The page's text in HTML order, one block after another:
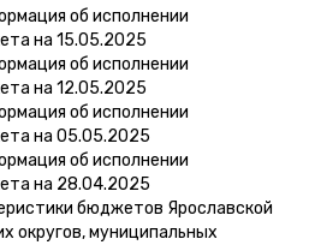
об исполнении
на 15.05.2025
об исполнении
на 12.05.2025
об исполнении
на 05.05.2025
об исполнении
на 28.04.2025
бюджетов Ярославской
округов, муниципальных